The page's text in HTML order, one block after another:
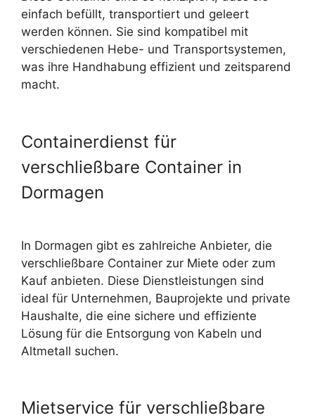
einfach befüllt, transportiert und geleert
werden können. Sie sind kompatibel mit
verschiedenen Hebe- und Transportsystemen,
was ihre Handhabung effizient und zeitsparend
macht.
Containerdienst für
verschließbare Container in
Dormagen
In Dormagen gibt es zahlreiche Anbieter, die
verschließbare Container zur Miete oder zum
Kauf anbieten. Diese Dienstleistungen sind
ideal für Unternehmen, Bauprojekte und private
Haushalte, die eine sichere und effiziente
Lösung für die Entsorgung von Kabeln und
Altmetall suchen.
Mietservice für verschließbare